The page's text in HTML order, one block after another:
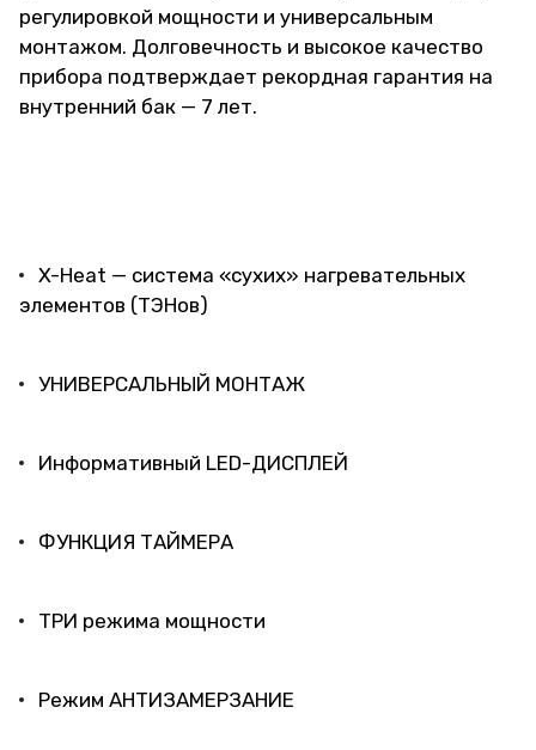
регулировкой мощности и универсальным
монтажом. Долговечность и высокое качество
прибора подтверждает рекордная гарантия на
внутренний бак — 7 лет.
X-Heat — система «сухих» нагревательных
элементов (ТЭНов)
УНИВЕРСАЛЬНЫЙ МОНТАЖ
Информативный LED-ДИСПЛЕЙ
ФУНКЦИЯ ТАЙМЕРА
ТРИ режима мощности
Режим АНТИЗАМЕРЗАНИЕ